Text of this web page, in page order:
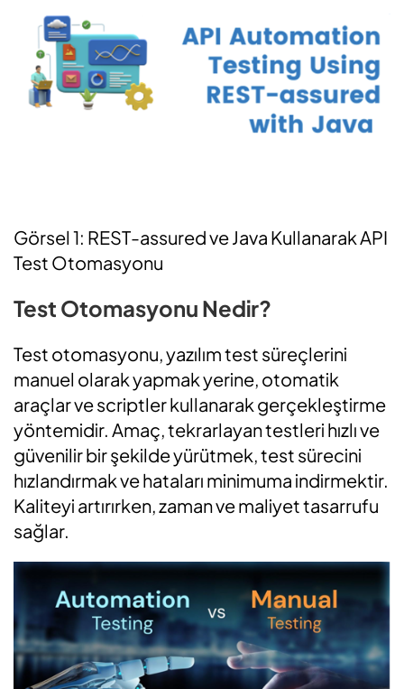
Görsel 1: REST-assured ve Java Kullanarak API
Test Otomasyonu
Test Otomasyonu Nedir?
Test otomasyonu, yazılım test süreçlerini
manuel olarak yapmak yerine, otomatik
araçlar ve scriptler kullanarak gerçekleştirme
yöntemidir. Amaç, tekrarlayan testleri hızlı ve
güvenilir bir şekilde yürütmek, test sürecini
hızlandırmak ve hataları minimuma indirmektir.
Kaliteyi artırırken, zaman ve maliyet tasarrufu
sağlar.